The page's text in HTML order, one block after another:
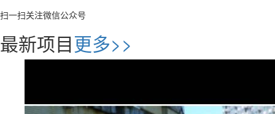
扫一扫关注微信公众号
最新项目更多>>